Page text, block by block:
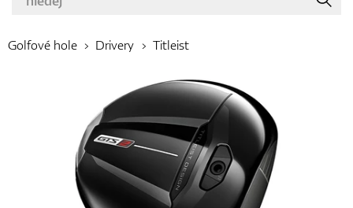
Značky
Golfové hole
Golfové hole Drivery Titleist